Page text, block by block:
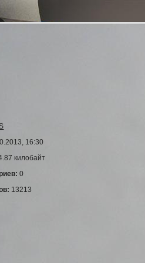
16:30
килобайт
0
13213